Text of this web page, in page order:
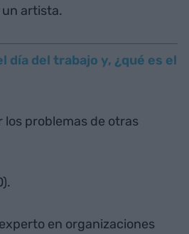
un artista.
día del trabajo y, ¿qué es el
los problemas de otras
en organizaciones